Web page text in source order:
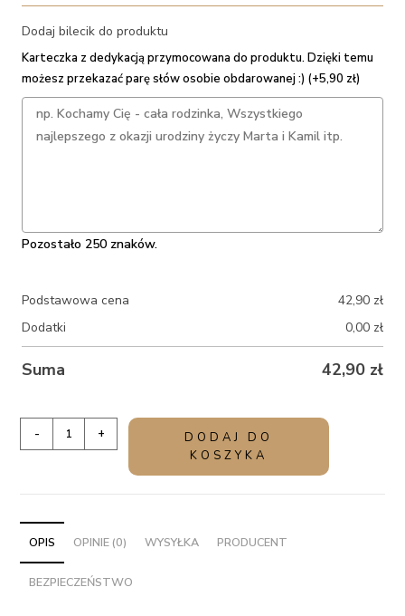
Dodaj bilecik do produktu
Karteczka z dedykacją przymocowana do produktu. Dzięki temu
możesz przekazać parę słów osobie obdarowanej :) (+5,90 zł)
Pozostało 250 znaków.
Podstawowa cena 42,90 zł
Dodatki
0,00 zł
Suma 42,90 zł
Organizer
-
kalendarz
z
personalizacją
- +
DODAJ DO
KOSZYKA
OPIS OPINIE (0) WYSYŁKA PRODUCENT
BEZPIECZEŃSTWO